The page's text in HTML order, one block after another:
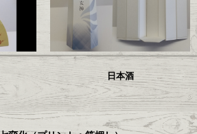
日本酒